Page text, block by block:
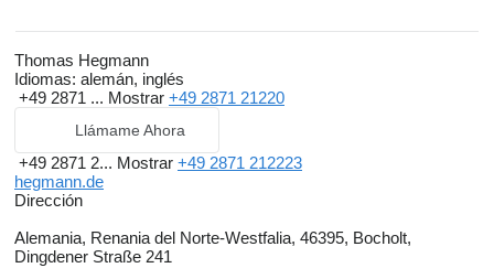
Thomas Hegmann
Idiomas: alemán, inglés
+49 2871 ... Mostrar +49 2871 21220
Llámame Ahora
+49 2871 2... Mostrar +49 2871 212223
hegmann.de
Dirección
Alemania, Renania del Norte-Westfalia, 46395, Bocholt,
Dingdener Straße 241